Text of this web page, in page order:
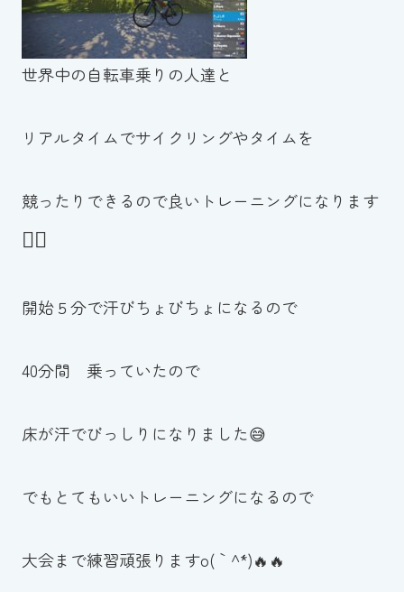
世界中の自転車乗りの人達と
リアルタイムでサイクリングやタイムを
競ったりできるので良いトレーニングになります
🚵‍♀️
開始５分で汗びちょびちょになるので
40分間 乗っていたので
床が汗でびっしりになりました😅
でもとてもいいトレーニングになるので
大会まで練習頑張りますo(｀^´*)🔥🔥